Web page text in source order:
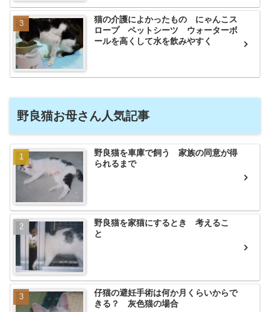
猫の介護によかったもの にゃんこス
ロープ ペットシーツ ウォーターボ
ールを高くして水を飲みやすく
野良猫お母さん人気記事
野良猫を車庫で飼う 家族の同意が得
られるまで
野良猫を家猫にするとき 考えるこ
と
仔猫の避妊手術は何か月くらいからで
きる？ 灰色猫の場合